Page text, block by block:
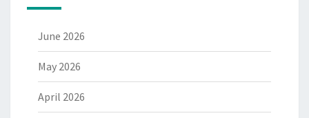
June 2026
May 2026
April 2026